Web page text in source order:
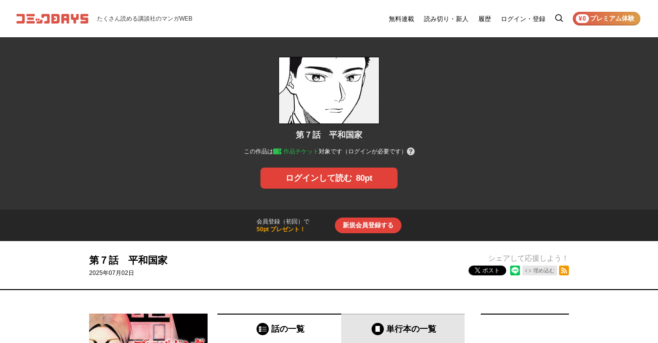
コミックDAYS たくさん読める講談社のマンガWEB 無料連載 読み切り・新人 履歴 ログイン・登録
検
¥0 プレミアム体験
第７話 平和国家
この作品は 作品チケット 対象です（ログインが必要です）
ログインして読む 80pt
会員登録（初回）で
50pt プレゼント！
新規会員登録する
第７話 平和国家
2025年07月02日
シェアして応援しよう！
ポスト 埋め込む
話の一覧 単行本の一覧